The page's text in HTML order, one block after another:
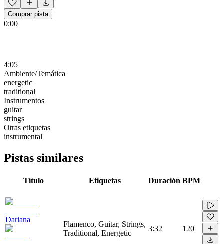
Comprar pista
0:00
4:05
Ambiente/Temática
energetic
traditional
Instrumentos
guitar
strings
Otras etiquetas
instrumental
Pistas similares
Título Etiquetas Duración BPM
Dariana
Flamenco, Guitar, Strings,
Traditional, Energetic
3:32 120